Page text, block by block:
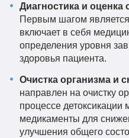
Диагностика и оценка
Первым шагом является
включает в себя
определения уровня
здоровья пациента.
Очистка организма и
направлен на очистку
процессе детоксикации
медикаменты для
улучшения общего